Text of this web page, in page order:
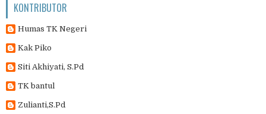
KONTRIBUTOR
Humas TK Negeri
Kak Piko
Siti Akhiyati, S.Pd
TK bantul
Zulianti,S.Pd